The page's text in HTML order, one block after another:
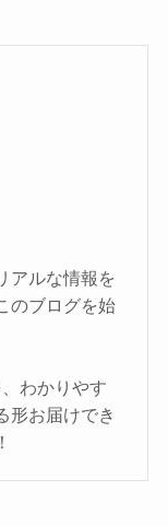
アルな情報を
のブログを始
わかりやす
形お届けでき